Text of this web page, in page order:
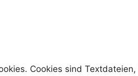
Cookies sind